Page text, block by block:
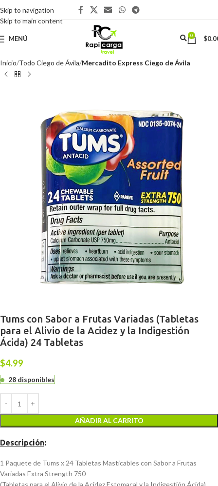
Skip to navigation
Skip to main content
MENÚ 0 $
Inicio Todo Ciego de Ávila Mercadito Express Ciego de Ávila
Tums con Sabor a Frutas Variadas (Tabletas
para el Alivio de la Acidez y la Indigestión
Ácida) 24 Tabletas
$4.99
28 disponibles
AÑADIR AL CARRITO
Descripción:
1 Paquete de Tums x 24 Tabletas Masticables con Sabor a Frutas
Variadas Extra Strength 750
(Tabletas para el Alivio de la Acidez Estomacal y la Indigestión Ácida).